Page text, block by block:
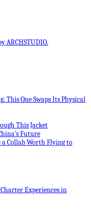
ARCHSTUDIO.
This One Swaps Its Physical
This Jacket
Future
a Collab Worth Flying to
Experiences in